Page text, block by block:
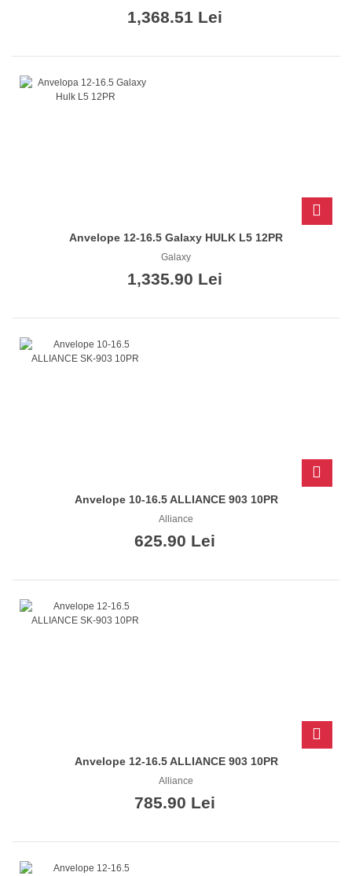
1,368.51 Lei
Anvelope 12-16.5 Galaxy HULK L5 12PR
Galaxy
1,335.90 Lei
Anvelope 10-16.5 ALLIANCE 903 10PR
Alliance
625.90 Lei
Anvelope 12-16.5 ALLIANCE 903 10PR
Alliance
785.90 Lei